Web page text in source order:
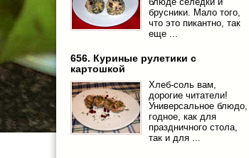
брусники. Мало того,
что это пикантно, так
еще ...
656. Куриные рулетики с
картошкой
Хлеб-соль вам,
дорогие читатели!
Универсальное блюдо,
годное, как для
праздничного стола,
так и для ...